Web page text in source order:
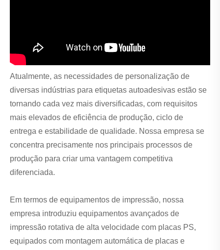
Atualmente, as necessidades de personalização de
diversas indústrias para etiquetas autoadesivas estão se
tornando cada vez mais diversificadas, com requisitos
mais elevados de eficiência de produção, ciclo de
entrega e estabilidade de qualidade. Nossa empresa se
concentra precisamente nos principais processos de
produção para criar uma vantagem competitiva
diferenciada.
Em termos de equipamentos de impressão, nossa
empresa introduziu equipamentos avançados de
impressão rotativa de alta velocidade com placas PS,
equipados com montagem automática de placas e